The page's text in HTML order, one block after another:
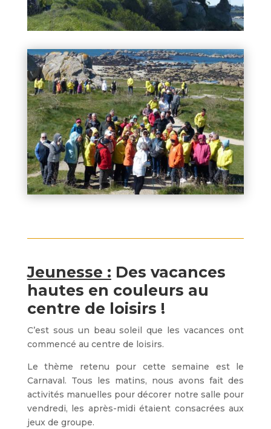
Jeunesse : Des vacances
hautes en couleurs au
centre de loisirs !
C’est sous un beau soleil que les vacances ont
commencé au centre de loisirs.
Le thème retenu pour cette semaine est le
Carnaval. Tous les matins, nous avons fait des
activités manuelles pour décorer notre salle pour
vendredi, les après-midi étaient consacrées aux
jeux de groupe.